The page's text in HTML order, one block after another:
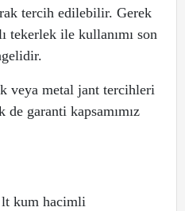
tercih edilebilir. Gerek
tekerlek ile kullanımı son
veya metal jant tercihleri
garanti kapsamımız
lt kum hacimli